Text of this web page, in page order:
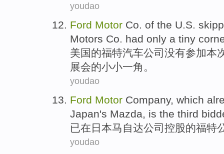
youdao
Ford Motor Co. of the U.S.
Motors Co. had only a tiny
美国的福特汽车公司 没有参加本
展会的小小一角。
youdao
Ford Motor Company, which
Japan's Mazda is the third
已在 日本马自达公司控股的福特
youdao